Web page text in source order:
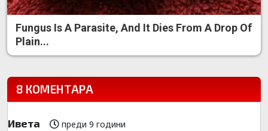
Fungus Is A Parasite, And It Dies From A Drop Of
Plain...
8 КОМЕНТАРА
Ивета преди 9 години